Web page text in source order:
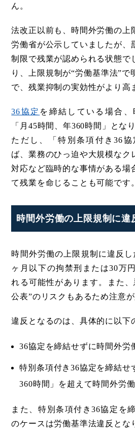
ん。
法改正以前も、時間外労働の上
労働省が公示していましたが、
制限で残業が認められる状態で
り、上限規制が“労働基準法”で
で、残業抑制の実効性がより高
36協定 を締結している場合
「月45時間、年360時間」とな
ただし、「特別条項付き36
ば、業務のひっ迫や大規模なク
対応など臨時的な事情がある場
て残業を命じることも可能です。
時間外労働の上限規制に違
時間外労働の上限規制に違反
ヶ月以下の拘禁刑または30万
れる可能性があります。また
公表”のリスクもあるため注意が
違反となるのは、具体的に以下
36協定を締結せずに時間外労
特別条項付き36協定を締結せ
360時間」を超えて時間外労
また、特別条項付き36協定を
のケースは労働基準法違反とな